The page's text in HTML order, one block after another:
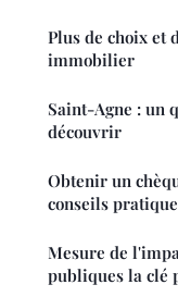
Plus de choix et
immobilier
Saint-Agne : un
découvrir
Obtenir un
conseils
Mesure de
publiques la clé